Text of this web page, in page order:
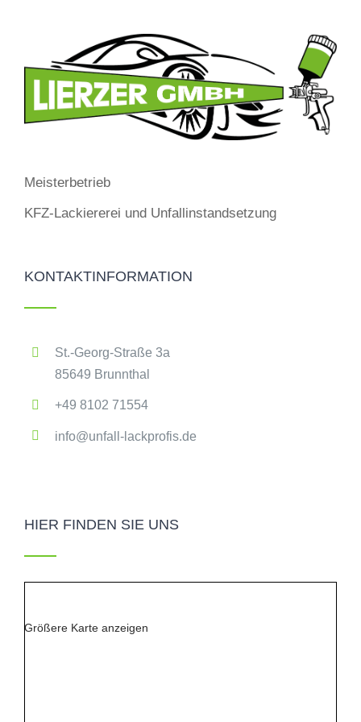
Meisterbetrieb
KFZ-Lackiererei und Unfallinstandsetzung
KONTAKTINFORMATION
St.-Georg-Straße 3a
85649 Brunnthal
+49 8102 71554
info@unfall-lackprofis.de
HIER FINDEN SIE UNS
Größere Karte anzeigen